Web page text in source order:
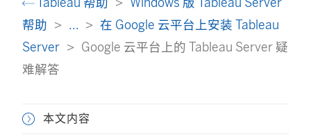
帮助
...
在 Google 云平台上安装 Tableau
Server
Google 云平台上的 Tableau Server 疑
难解答
本文内容